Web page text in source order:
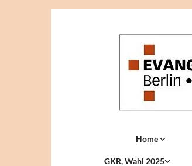
Home
GKR, Wahl 2025